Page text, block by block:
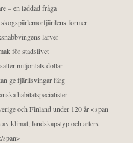
– en laddad fråga
former
larver
för stadslivet
miljontals dollar
ge fjärilsvingar färg
habitatspecialister
och Finland under 120 år <span
klimat, landskapstyp och arters
span>